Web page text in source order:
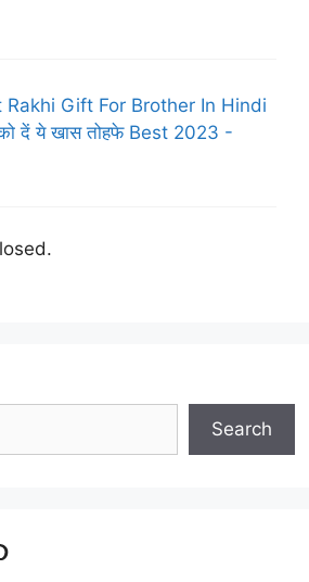
Rakhi Gift For Brother In Hindi
को दें ये खास तोहफे Best 2023 -
Search